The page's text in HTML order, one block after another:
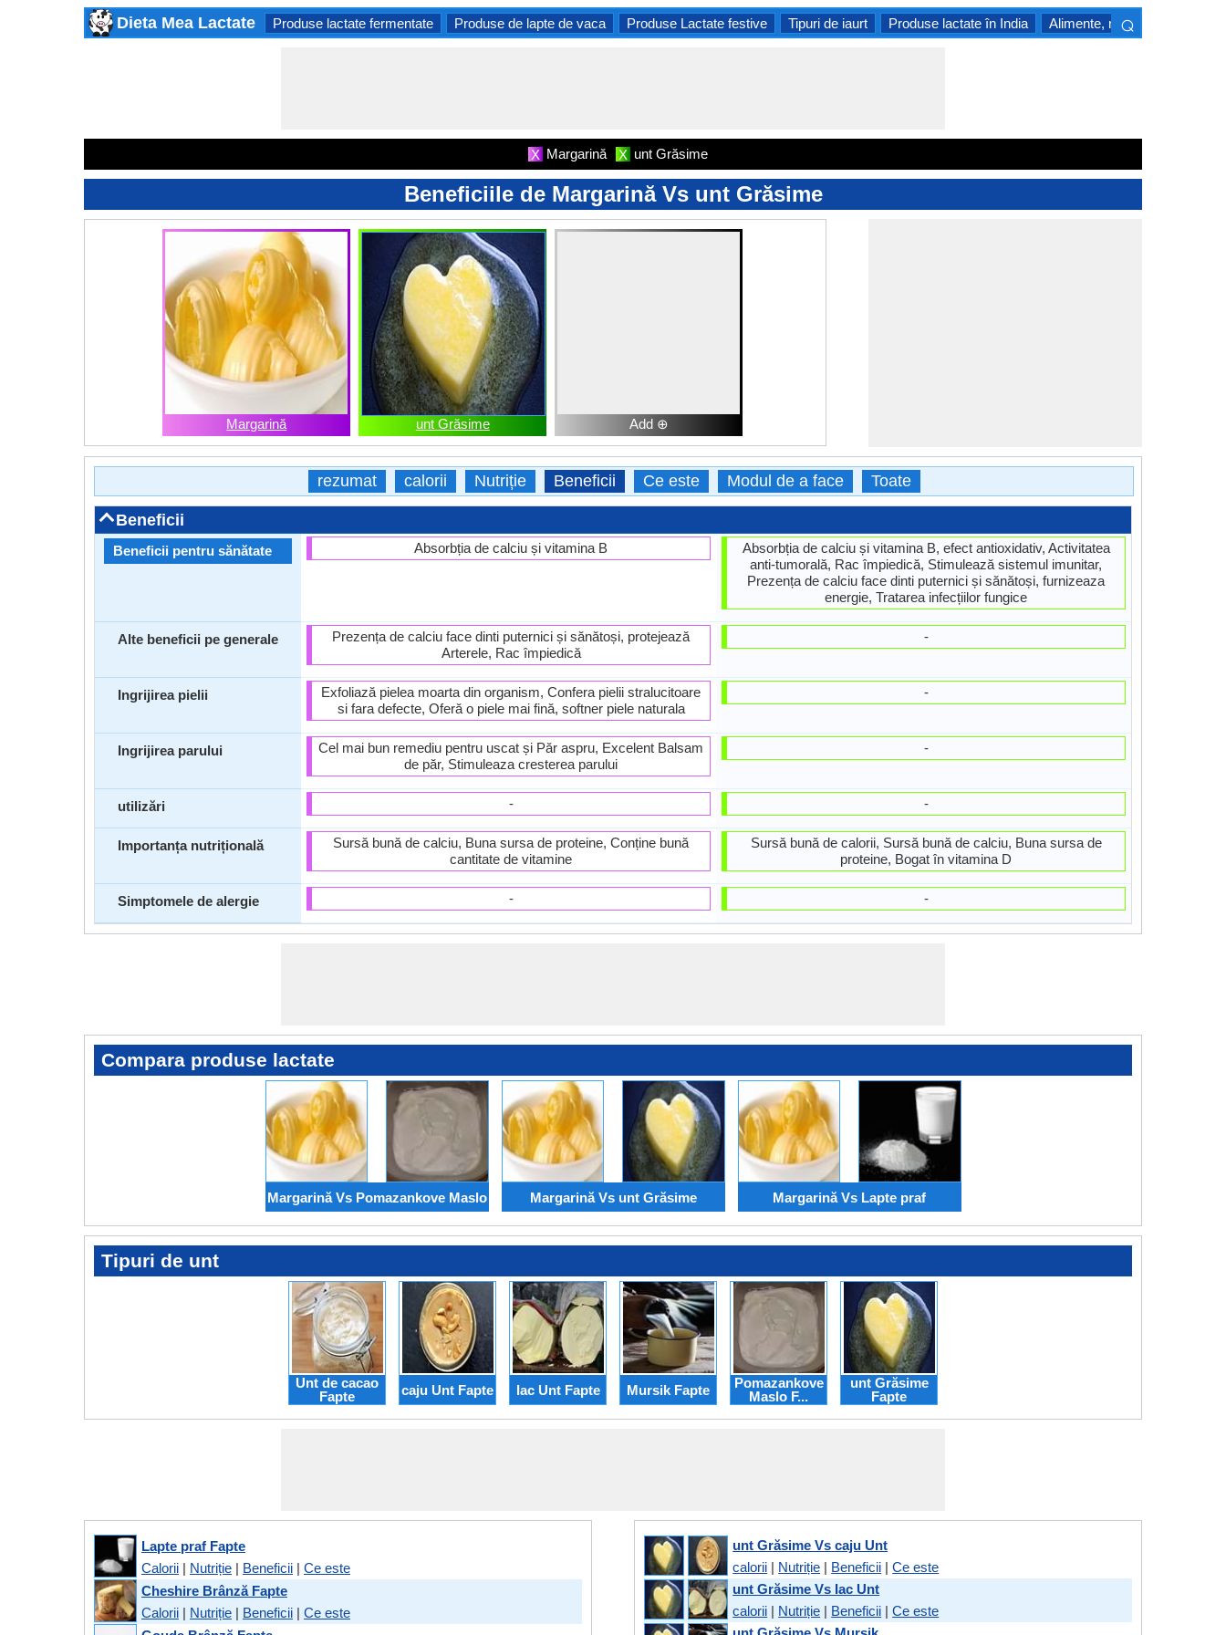
Dieta Mea Lactate Produse lactate fermentate Produse de lapte de vaca Produse Lactate festive Tipuri de iaurt Produse lactate în India Alimente, nedeschise, la
⌕
X Margarină X unt Grăsime
Beneficiile de Margarină Vs unt Grăsime
Margarină unt Grăsime Add ⊕
rezumat calorii Nutriție Beneficii Ce este Modul de a face Toate
Beneficii
Beneficii pentru sănătate
Alte beneficii pe generale
Ingrijirea pielii
Ingrijirea parului
utilizări
Importanța nutrițională
Simptomele de alergie
Absorbția de calciu și vitamina B
Prezența de calciu face dinti puternici și sănătoși, protejează
Arterele, Rac împiedică
Exfoliază pielea moarta din organism, Confera pielii stralucitoare
si fara defecte, Oferă o piele mai fină, softner piele naturala
Cel mai bun remediu pentru uscat și Păr aspru, Excelent Balsam
de păr, Stimuleaza cresterea parului
-
Sursă bună de calciu, Buna sursa de proteine, Conține bună
cantitate de vitamine
-
Absorbția de calciu și vitamina B, efect antioxidativ, Activitatea
anti-tumorală, Rac împiedică, Stimulează sistemul imunitar,
Prezența de calciu face dinti puternici și sănătoși, furnizeaza
energie, Tratarea infecțiilor fungice
-
-
-
-
Sursă bună de calorii, Sursă bună de calciu, Buna sursa de
proteine, Bogat în vitamina D
-
Compara produse lactate
Margarină Vs Pomazankove Maslo Margarină Vs unt Grăsime Margarină Vs Lapte praf
Tipuri de unt
Unt de cacao
Fapte
caju Unt Fapte Iac Unt Fapte Mursik Fapte
Pomazankove
Maslo F...
unt Grăsime
Fapte
Lapte praf Fapte
Calorii | Nutriție | Beneficii | Ce este
Cheshire Brânză Fapte
Calorii | Nutriție | Beneficii | Ce este
unt Grăsime Vs caju Unt
calorii | Nutriție | Beneficii |Ce este
unt Grăsime Vs Iac Unt
calorii | Nutriție | Beneficii |Ce este